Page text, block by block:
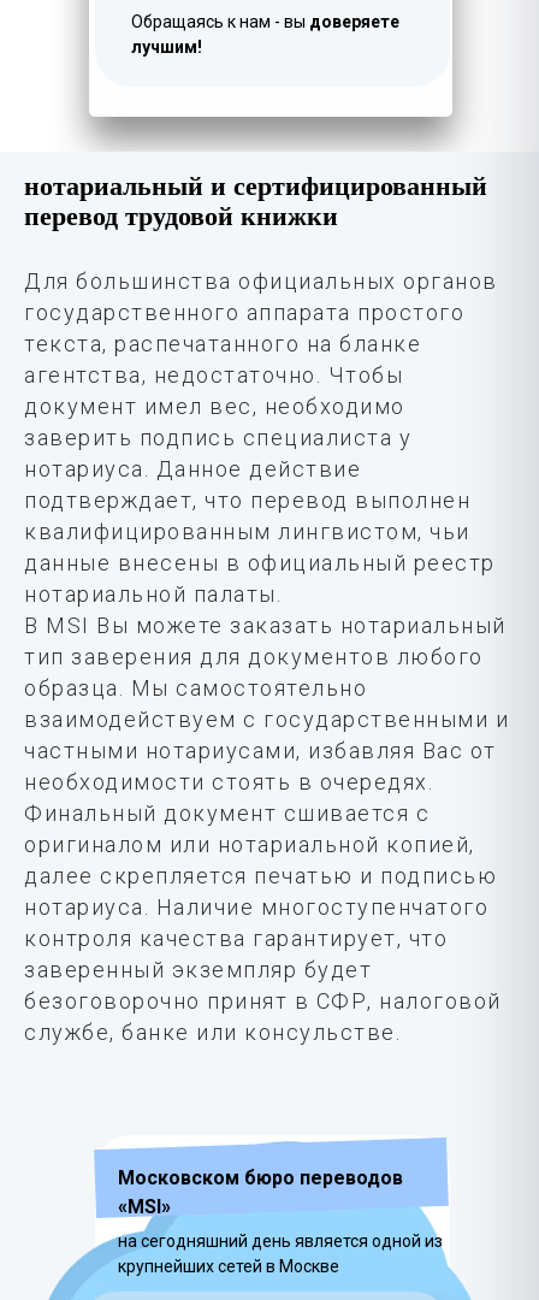
Обращаясь к нам - вы доверяете
лучшим!
нотариальный и сертифицированный
перевод трудовой книжки
Для большинства официальных органов
государственного аппарата простого
текста, распечатанного на бланке
агентства, недостаточно. Чтобы
документ имел вес, необходимо
заверить подпись специалиста у
нотариуса. Данное действие
подтверждает, что перевод выполнен
квалифицированным лингвистом, чьи
данные внесены в официальный реестр
нотариальной палаты.
В MSI Вы можете заказать нотариальный
тип заверения для документов любого
образца. Мы самостоятельно
взаимодействуем с государственными и
частными нотариусами, избавляя Вас от
необходимости стоять в очередях.
Финальный документ сшивается с
оригиналом или нотариальной копией,
далее скрепляется печатью и подписью
нотариуса. Наличие многоступенчатого
контроля качества гарантирует, что
заверенный экземпляр будет
безоговорочно принят в СФР, налоговой
службе, банке или консульстве.
на сегодняшний день является одной из
крупнейших сетей в Москве
Московском бюро переводов
«MSI»